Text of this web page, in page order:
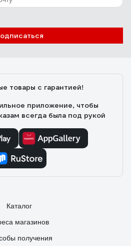
товары с гарантией!
приложение, чтобы
всегда была под рукой
Каталог
магазинов
получения